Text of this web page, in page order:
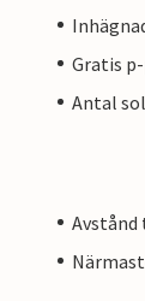
Gratis
Antal
Avstånd